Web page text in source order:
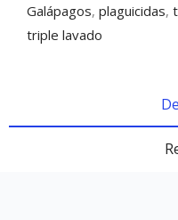
Galápagos, plaguicidas,
triple lavado